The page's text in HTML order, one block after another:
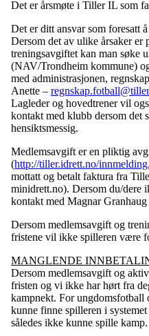
Det er årsmøte i Tiller IL som
Det er ditt ansvar som foresatt
Dersom det av ulike årsaker er
treningsavgiftet kan man søke
(NAV/Trondheim kommune)
med administrasjonen,
Anette –
Lagleder og hovedtrener vil
kontakt med klubb dersom det
hensiktsmessig.
Medlemsavgift er en pliktig
(http://tiller.idrett.no/
mottatt og betalt faktura fra
minidrett.no). Dersom du/dere
kontakt med Magnar
Dersom medlemsavgift og
fristene vil ikke spilleren være
MANGLENDE
Dersom medlemsavgift og
fristen og vi ikke har hørt fra
kampnekt. For
kunne finne spilleren i
således ikke kunne spille kamp.